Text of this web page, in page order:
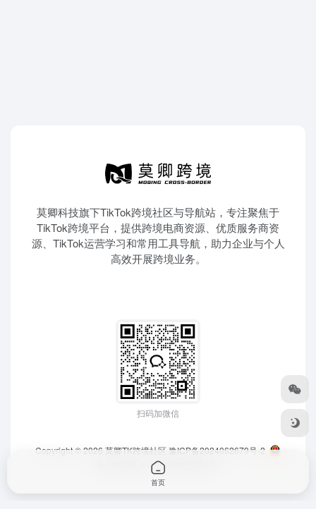
莫卿科技旗下TikTok跨境社区与导航站，专注聚焦于
TikTok跨境平台，提供跨境电商资源、优质服务商资
源、TikTok运营学习和常用工具导航，助力企业与个人
高效开展跨境业务。
扫码加微信
Copyright © 2026 莫卿TK跨境社区 豫ICP备2024062679号-2
豫公网安备 41010202003364号
首页